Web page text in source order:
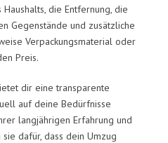
die Entfernung, die
Gegenstände und zusätzliche
Verpackungsmaterial oder
Preis.
dir eine transparente
auf deine Bedürfnisse
langjährigen Erfahrung und
dafür, dass dein Umzug